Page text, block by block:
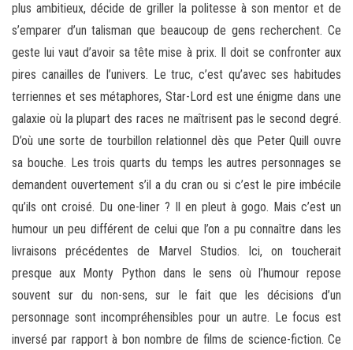
plus ambitieux, décide de griller la politesse à son mentor et de
s’emparer d’un talisman que beaucoup de gens recherchent. Ce
geste lui vaut d’avoir sa tête mise à prix. Il doit se confronter aux
pires canailles de l’univers. Le truc, c’est qu’avec ses habitudes
terriennes et ses métaphores, Star-Lord est une énigme dans une
galaxie où la plupart des races ne maîtrisent pas le second degré.
D’où une sorte de tourbillon relationnel dès que Peter Quill ouvre
sa bouche. Les trois quarts du temps les autres personnages se
demandent ouvertement s’il a du cran ou si c’est le pire imbécile
qu’ils ont croisé. Du one-liner ? Il en pleut à gogo. Mais c’est un
humour un peu différent de celui que l’on a pu connaître dans les
livraisons précédentes de Marvel Studios. Ici, on toucherait
presque aux Monty Python dans le sens où l’humour repose
souvent sur du non-sens, sur le fait que les décisions d’un
personnage sont incompréhensibles pour un autre. Le focus est
inversé par rapport à bon nombre de films de science-fiction. Ce